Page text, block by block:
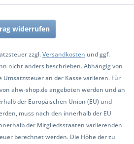
widerrufen
zzgl.Versandkosten und ggf.
nicht anders beschrieben. Abhängig von
Umsatzsteuer an der Kasse variieren. Für
ahw-shop.de angeboten werden und an
der Europäischen Union (EU) und
muss nach den innerhalb der EU
der Mitgliedsstaaten variierenden
berechnet werden. Die Höhe der zu